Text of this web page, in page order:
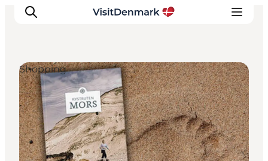
Ispirazioni
Dove andare
Cosa fare
Dove dormire
Shopping